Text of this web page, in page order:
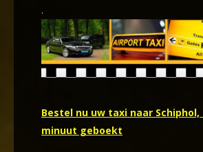
.
Bestel nu uw taxi naar Schiphol,
minuut geboekt